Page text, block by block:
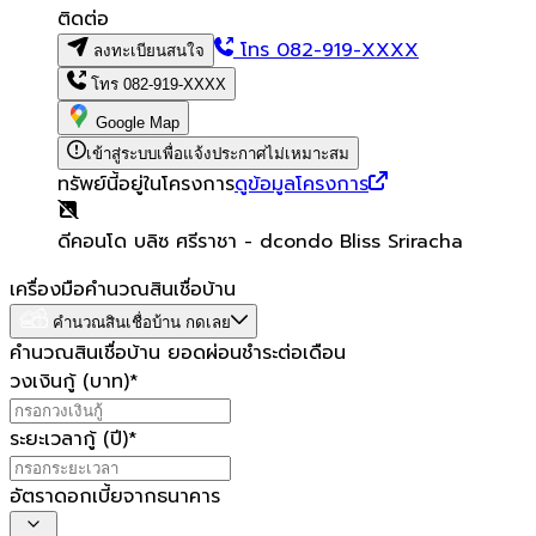
ติดต่อ
ลงทะเบียนสนใจ โทร082-919-XXXX
โทร 082-919-XXXX
Google Map
เข้าสู่ระบบเพื่อแจ้งประกาศไม่เหมาะสม
ทรัพย์นี้อยู่ในโครงการดูข้อมูลโครงการ
ดีคอนโด บลิซ ศรีราชา - dcondo Bliss Sriracha
เครื่องมือคำนวณสินเชื่อบ้าน
คำนวณสินเชื่อบ้าน กดเลย
คำนวณสินเชื่อบ้าน ยอดผ่อนชำระต่อเดือน
วงเงินกู้ (บาท)*
ระยะเวลากู้ (ปี)*
อัตราดอกเบี้ยจากธนาคาร